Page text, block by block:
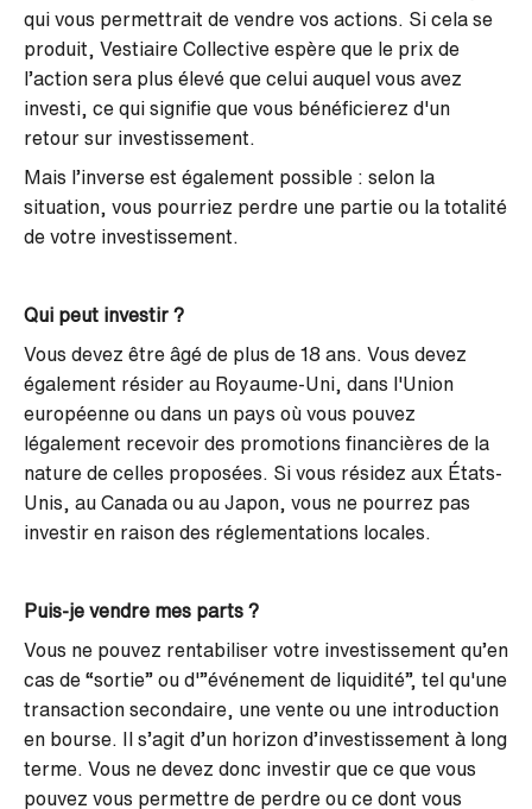
qui vous permettrait de vendre vos actions. Si cela se
produit, Vestiaire Collective espère que le prix de
l’action sera plus élevé que celui auquel vous avez
investi, ce qui signifie que vous bénéficierez d'un
retour sur investissement.
Mais l’inverse est également possible : selon la
situation, vous pourriez perdre une partie ou la totalité
de votre investissement.
Qui peut investir ?
Vous devez être âgé de plus de 18 ans. Vous devez
également résider au Royaume-Uni, dans l'Union
européenne ou dans un pays où vous pouvez
légalement recevoir des promotions financières de la
nature de celles proposées. Si vous résidez aux États-
Unis, au Canada ou au Japon, vous ne pourrez pas
investir en raison des réglementations locales.
Puis-je vendre mes parts ?
Vous ne pouvez rentabiliser votre investissement qu’en
cas de “sortie” ou d'”événement de liquidité”, tel qu'une
transaction secondaire, une vente ou une introduction
en bourse. Il s’agit d’un horizon d’investissement à long
terme. Vous ne devez donc investir que ce que vous
pouvez vous permettre de perdre ou ce dont vous